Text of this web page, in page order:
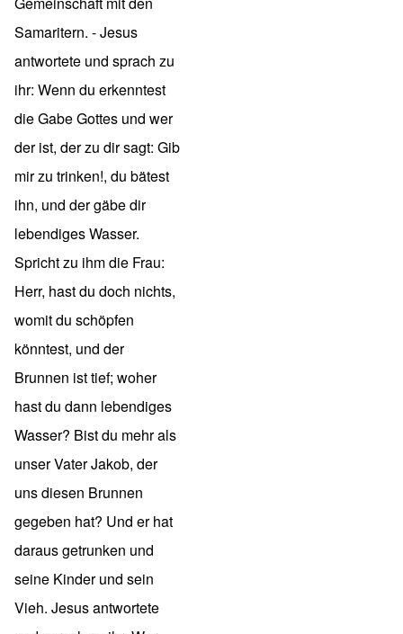
Samaritern. - Jesus
antwortete und sprach zu
ihr: Wenn du erkenntest
die Gabe Gottes und wer
der ist, der zu dir sagt: Gib
mir zu trinken!, du bätest
ihn, und der gäbe dir
lebendiges Wasser.
Spricht zu ihm die Frau:
Herr, hast du doch nichts,
womit du schöpfen
könntest, und der
Brunnen ist tief; woher
hast du dann lebendiges
Wasser? Bist du mehr als
unser Vater Jakob, der
uns diesen Brunnen
gegeben hat? Und er hat
daraus getrunken und
seine Kinder und sein
Vieh. Jesus antwortete